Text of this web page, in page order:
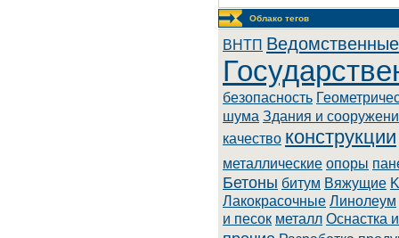
Облако тегов
BHTП
безопасность
шума Здания и
качество конструкции
металлические опоры
Бетоны битум Вяжущие
Лaкoкpacoчныe Линoлeум
и песок металл Оснастка